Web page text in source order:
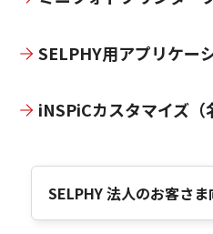
SELPHY用アプリケー
iNSPiCカスタマイズ（
SELPHY 法人のお客さ